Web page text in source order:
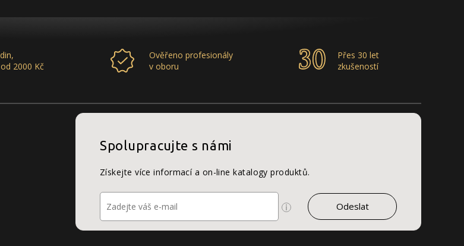
2000 Kč
Ověřeno profesionály
v oboru
Přes 30 let
zkušeností
Spolupracujte s námi
Získejte více informací a on-line katalogy produktů.